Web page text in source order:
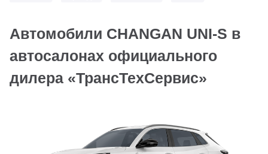
Автомобили CHANGAN UNI-S в
автосалонах официального
дилера «ТрансТехСервис»